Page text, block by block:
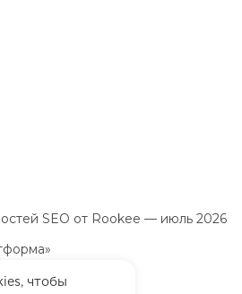
чтобы
SEO от Rookee — июль 2026